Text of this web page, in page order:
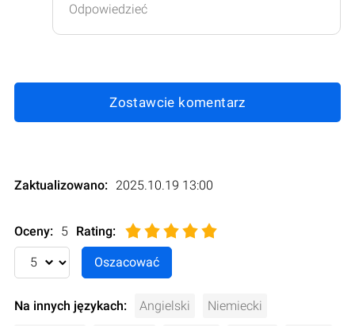
Odpowiedzieć
Zostawcie komentarz
Zaktualizowano: 2025.10.19 13:00
Oceny: 5 Rating:
Na innych językach: Angielski Niemiecki